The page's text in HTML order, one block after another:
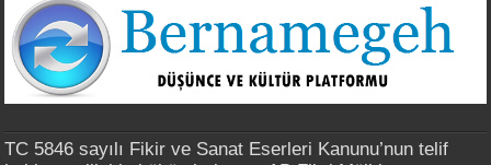
TC 5846 sayılı Fikir ve Sanat Eserleri Kanunu’nun telif